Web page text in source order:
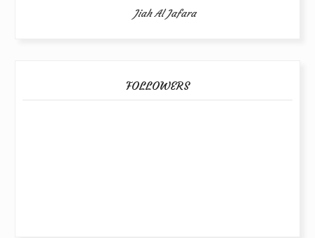
Jiah Al Jafara
FOLLOWERS